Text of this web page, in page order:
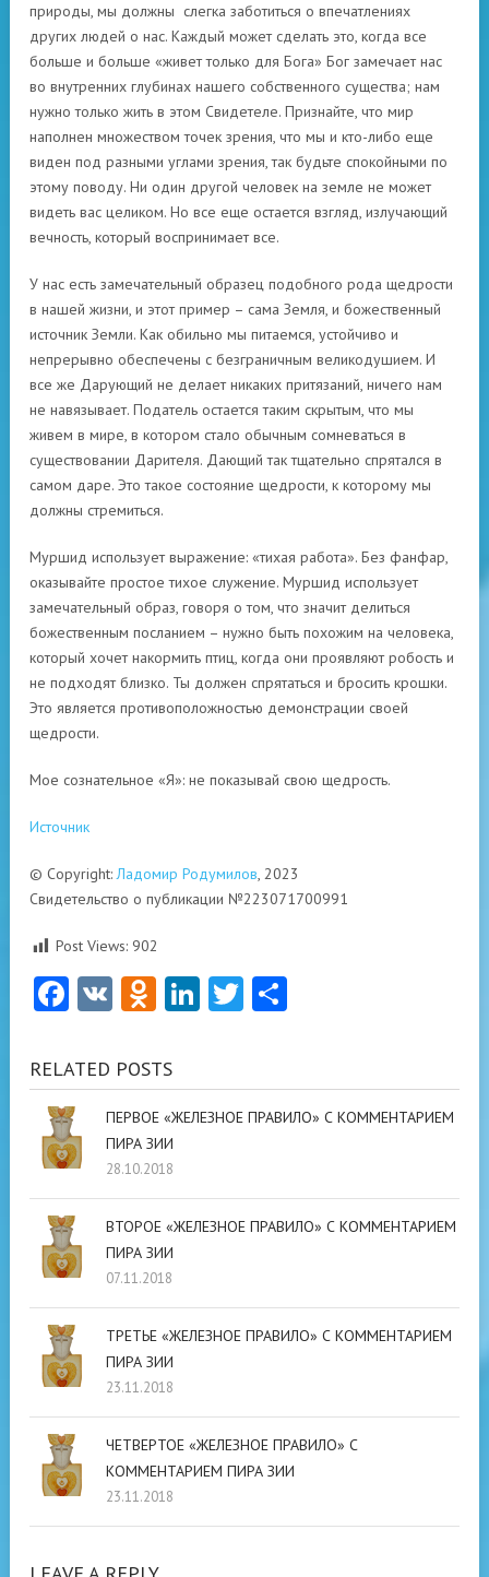
природы, мы должны слегка заботиться о впечатлениях
других людей о нас. Каждый может сделать это, когда все
больше и больше «живет только для Бога» Бог замечает нас
во внутренних глубинах нашего собственного существа; нам
нужно только жить в этом Свидетеле. Признайте, что мир
наполнен множеством точек зрения, что мы и кто-либо еще
виден под разными углами зрения, так будьте спокойными по
этому поводу. Ни один другой человек на земле не может
видеть вас целиком. Но все еще остается взгляд, излучающий
вечность, который воспринимает все.
У нас есть замечательный образец подобного рода щедрости
в нашей жизни, и этот пример – сама Земля, и божественный
источник Земли. Как обильно мы питаемся, устойчиво и
непрерывно обеспечены с безграничным великодушием. И
все же Дарующий не делает никаких притязаний, ничего нам
не навязывает. Податель остается таким скрытым, что мы
живем в мире, в котором стало обычным сомневаться в
существовании Дарителя. Дающий так тщательно спрятался в
самом даре. Это такое состояние щедрости, к которому мы
должны стремиться.
Муршид использует выражение: «тихая работа». Без фанфар,
оказывайте простое тихое служение. Муршид использует
замечательный образ, говоря о том, что значит делиться
божественным посланием – нужно быть похожим на человека,
который хочет накормить птиц, когда они проявляют робость и
не подходят близко. Ты должен спрятаться и бросить крошки.
Это является противоположностью демонстрации своей
щедрости.
Мое сознательное «Я»: не показывай свою щедрость.
Источник
© Copyright:Ладомир Родумилов, 2023
Свидетельство о публикации №223071700991
Post Views: 902
Facebook
VK Odnoklassniki
LinkedIn
Twitter
RELATED POSTS
ПЕРВОЕ «ЖЕЛЕЗНОЕ ПРАВИЛО» С КОММЕНТАРИЕМ
ПИРА ЗИИ
28.10.2018
ВТОРОЕ «ЖЕЛЕЗНОЕ ПРАВИЛО» С КОММЕНТАРИЕМ
ПИРА ЗИИ
07.11.2018
ТРЕТЬЕ «ЖЕЛЕЗНОЕ ПРАВИЛО» С КОММЕНТАРИЕМ
ПИРА ЗИИ
23.11.2018
ЧЕТВЕРТОЕ «ЖЕЛЕЗНОЕ ПРАВИЛО» С
КОММЕНТАРИЕМ ПИРА ЗИИ
23.11.2018